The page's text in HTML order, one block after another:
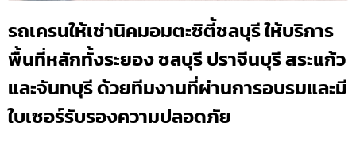
รถเครนให้เช่านิคมอมตะซิตี้ชลบุรี ให้บริการ
พื้นที่หลักทั้งระยอง ชลบุรี ปราจีนบุรี สระแก้ว
และจันทบุรี ด้วยทีมงานที่ผ่านการอบรมและมี
ใบเซอร์รับรองความปลอดภัย